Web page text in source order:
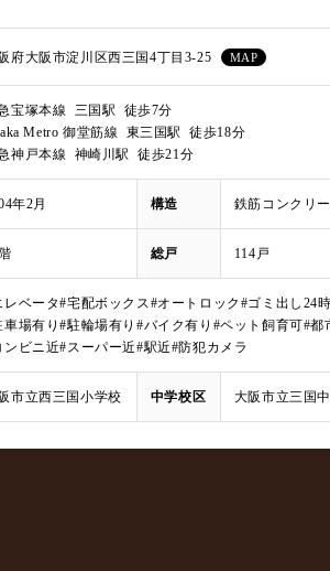
府大阪市淀川区西三国4丁目3-25 MAP
宝塚本線 三国駅 徒歩7分
Metro 御堂筋線 東三国駅 徒歩18分
神戸本線 神崎川駅 徒歩21分
年2月 構造 鉄筋コンクリ
総戸 114戸
レベータ#宅配ボックス#オートロック #ゴミ出し24
車場有り#駐輪場有り#バイク有り #ペット飼育可#都
ンビニ近#スーパー近#駅近#防犯カメラ
市立西三国小学校 中学校区 大阪市立三国